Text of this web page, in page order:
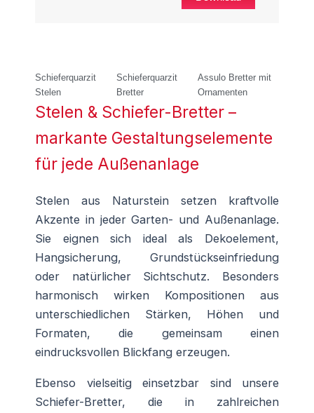
Schieferquarzit
Stelen
Schieferquarzit
Bretter
Assulo Bretter mit
Ornamenten
Stelen & Schiefer-Bretter –
markante Gestaltungselemente
für jede Außenanlage
Stelen aus Naturstein setzen kraftvolle
Akzente in jeder Garten- und Außenanlage.
Sie eignen sich ideal als Dekoelement,
Hangsicherung, Grundstückseinfriedung
oder natürlicher Sichtschutz. Besonders
harmonisch wirken Kompositionen aus
unterschiedlichen Stärken, Höhen und
Formaten, die gemeinsam einen
eindrucksvollen Blickfang erzeugen.
Ebenso vielseitig einsetzbar sind unsere
Schiefer-Bretter, die in zahlreichen